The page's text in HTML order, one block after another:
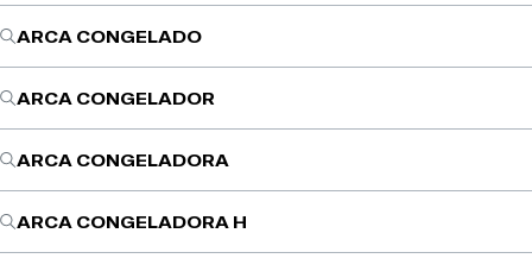
ARCA CONGELADO
ARCA CONGELADOR
ARCA CONGELADORA
ARCA CONGELADORA H